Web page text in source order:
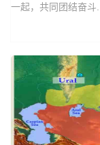
一起，共同团结奋斗...